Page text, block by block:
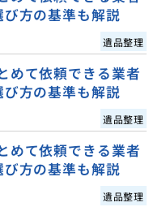
方の基準も解説
遺品整理
めて依頼できる業者
方の基準も解説
遺品整理
めて依頼できる業者
方の基準も解説
遺品整理